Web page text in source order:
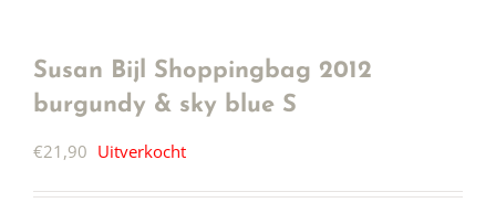
Susan Bijl Shoppingbag 2012
burgundy & sky blue S
€21,90 Uitverkocht